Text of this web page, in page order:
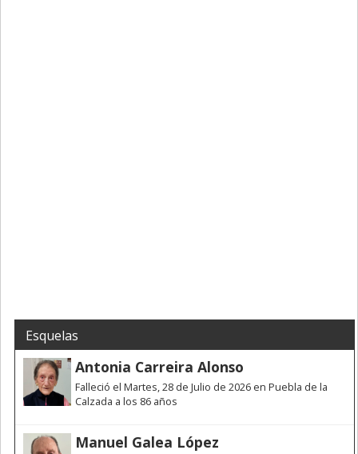
Esquelas
Antonia Carreira Alonso
Falleció el Martes, 28 de Julio de 2026 en Puebla de la
Calzada a los 86 años
Manuel Galea López